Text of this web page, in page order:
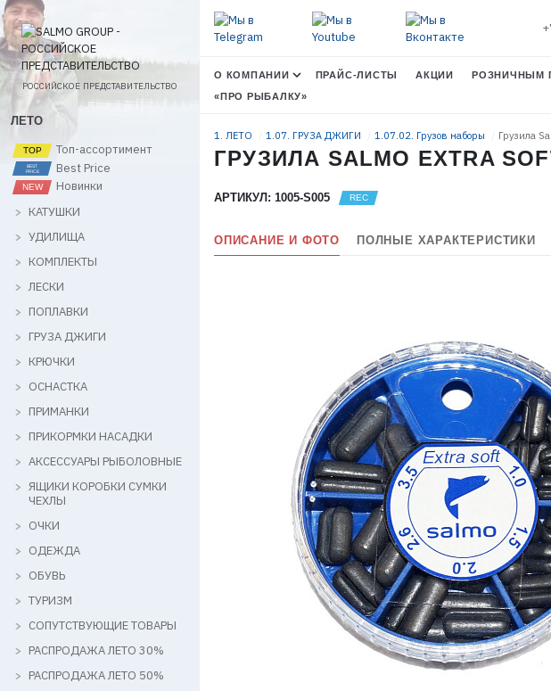
ПАРОЛЬ
РОССИЙСКОЕ ПРЕДСТАВИТЕЛЬСТВО
ЛЕТО
Топ-ассортимент
Best Price
Новинки
КАТУШКИ
УДИЛИЩА
КОМПЛЕКТЫ
ЛЕСКИ
ПОПЛАВКИ
ГРУЗА ДЖИГИ
КРЮЧКИ
ОСНАСТКА
ПРИМАНКИ
ПРИКОРМКИ НАСАДКИ
АКСЕССУАРЫ РЫБОЛОВНЫЕ
ЯЩИКИ КОРОБКИ СУМКИ
ЧЕХЛЫ
ОЧКИ
ОДЕЖДА
ОБУВЬ
ТУРИЗМ
СОПУТСТВУЮЩИЕ ТОВАРЫ
РАСПРОДАЖА ЛЕТО 30%
РАСПРОДАЖА ЛЕТО 50%
О КОМПАНИИ ПРАЙС-ЛИСТЫ АКЦИИ РОЗНИЧНЫМ
«ПРО РЫБАЛКУ»
1. ЛЕТО 1.07. ГРУЗА ДЖИГИ 1.07.02. Грузов наборы Грузила
ГРУЗИЛА SALMO EXTRA
АРТИКУЛ: 1005-S005
ОПИСАНИЕ И ФОТО ПОЛНЫЕ ХАРАКТЕРИСТИКИ